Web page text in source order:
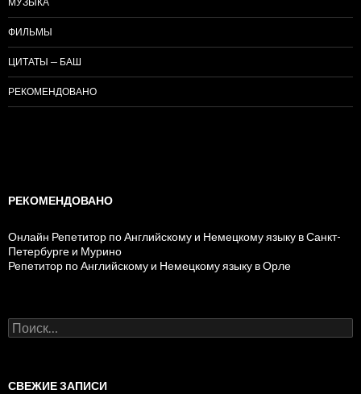
ФИЛЬМЫ
ЦИТАТЫ — БАШ
РЕКОМЕНДОВАНО
РЕКОМЕНДОВАНО
Онлайн Репетитор по Английскому и Немецкому языку в Санкт-
Петербурге и Мурино
Репетитор по Английскому и Немецкому языку в Орле
Н
а
и
СВЕЖИЕ ЗАПИСИ